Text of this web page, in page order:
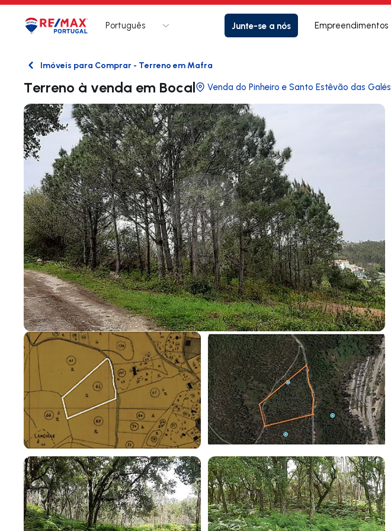
Logo Ir para página inicial
Português Junte-se a nós Empreendimentos
VoltarImóveis para Comprar - Terreno em Mafra
Terreno à venda em Bocal Venda do Pinheiro e Santo Estêvão das Galés